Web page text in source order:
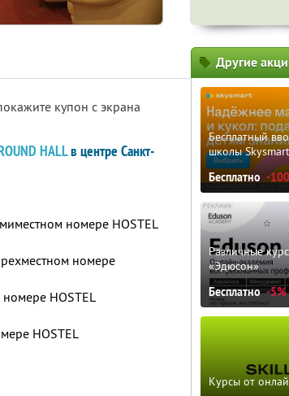
купон с экрана
HALLв центре Санкт-
номере HOSTEL
номере
HOSTEL
HOSTEL
Другие
Бесплатный
школы Skysmart
Бесплатно -
Различные
«Эдюсон»
Бесплатно -5%
Курсы от